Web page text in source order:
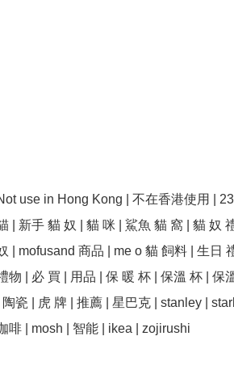
use in Hong Kong | 不在香港使用 |
| 新手 貓 奴 | 貓 咪 | 鯊魚 貓 窩 | 貓 奴
| mofusand 商品 | me o 貓 飼料 | 生日
物 | 必 買 | 用品 | 保 暖 杯 | 保溫 杯 | 保
| 陶瓷 | 虎 牌 | 推薦 | 星巴克 | stanley |
啡 | mosh | 智能 | ikea | zojirushi